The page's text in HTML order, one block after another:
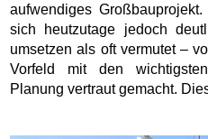
aufwendiges
sich heutzutage jedoch
umsetzen als oft vermutet –
Vorfeld mit den
Planung vertraut gemacht.